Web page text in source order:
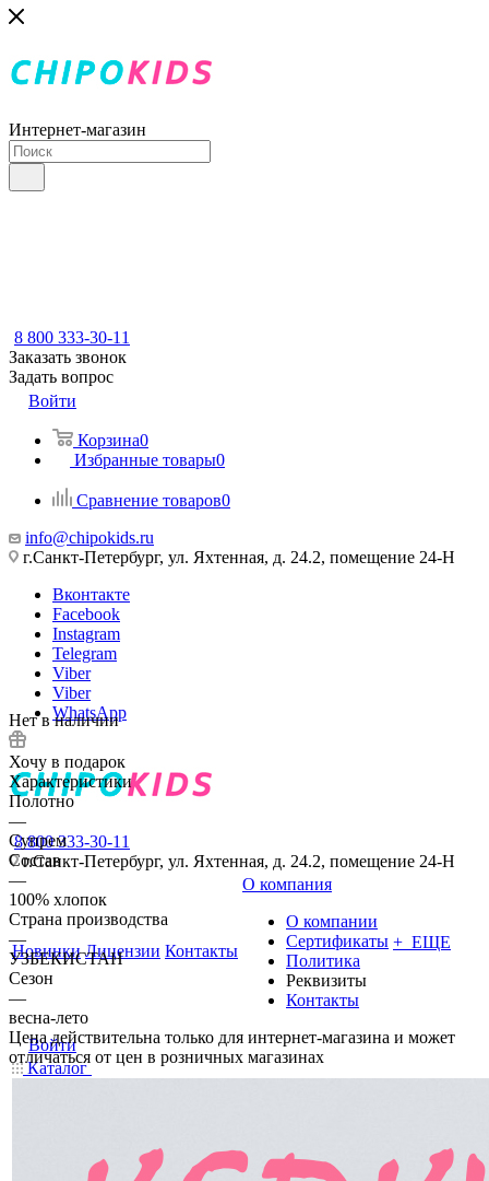
Интернет-магазин
8 800 333-30-11
Заказать звонок
Задать вопрос
Войти
Корзина0
Избранные товары0
Сравнение товаров0
info@chipokids.ru
г.Санкт-Петербург, ул. Яхтенная, д. 24.2, помещение 24-Н
Вконтакте
Facebook
Instagram
Telegram
Viber
Viber
WhatsApp
8 800 333-30-11
г.Санкт-Петербург, ул. Яхтенная, д. 24.2, помещение 24-Н
Новинки Лицензии Контакты
О компания
О компании
Сертификаты
Политика
Реквизиты
Контакты
+ ЕЩЕ
Войти
Каталог
Нет в наличии
Хочу в подарок
Характеристики
Полотно
—
Супрем
Состав
—
100% хлопок
Страна производства
—
УЗБЕКИСТАН
Сезон
—
весна-лето
Цена действительна только для интернет-магазина и может
отличаться от цен в розничных магазинах